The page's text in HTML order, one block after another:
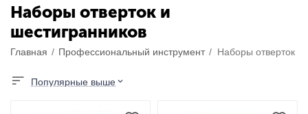
Наборы отверток и
шестигранников
Главная / Профессиональный инструмент / Наборы отверток и
Популярные выше